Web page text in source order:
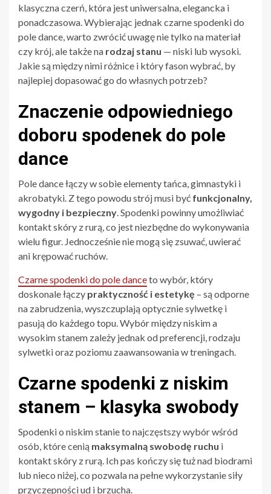
klasyczna czerń, która jest uniwersalna, elegancka i
ponadczasowa. Wybierając jednak czarne spodenki do
pole dance, warto zwrócić uwagę nie tylko na materiał
czy krój, ale także na rodzaj stanu — niski lub wysoki.
Jakie są między nimi różnice i który fason wybrać, by
najlepiej dopasować go do własnych potrzeb?
Znaczenie odpowiedniego
doboru spodenek do pole
dance
Pole dance łączy w sobie elementy tańca, gimnastyki i
akrobatyki. Z tego powodu strój musi być funkcjonalny,
wygodny i bezpieczny. Spodenki powinny umożliwiać
kontakt skóry z rurą, co jest niezbędne do wykonywania
wielu figur. Jednocześnie nie mogą się zsuwać, uwierać
ani krępować ruchów.
Czarne spodenki do pole danceto wybór, który
doskonale łączy praktyczność i estetykę – są odporne
na zabrudzenia, wyszczuplają optycznie sylwetkę i
pasują do każdego topu. Wybór między niskim a
wysokim stanem zależy jednak od preferencji, rodzaju
sylwetki oraz poziomu zaawansowania w treningach.
Czarne spodenki z niskim
stanem – klasyka swobody
Spodenki o niskim stanie to najczęstszy wybór wśród
osób, które cenią maksymalną swobodę ruchu i
kontakt skóry z rurą. Ich pas kończy się tuż nad biodrami
lub nieco niżej, co pozwala na pełne wykorzystanie siły
przyczepności ud i brzucha.